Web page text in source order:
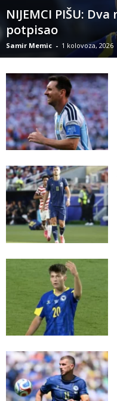
NIJEMCI PIŠU:
potpisao
Samir Memic - 1 kolovoza, 2026